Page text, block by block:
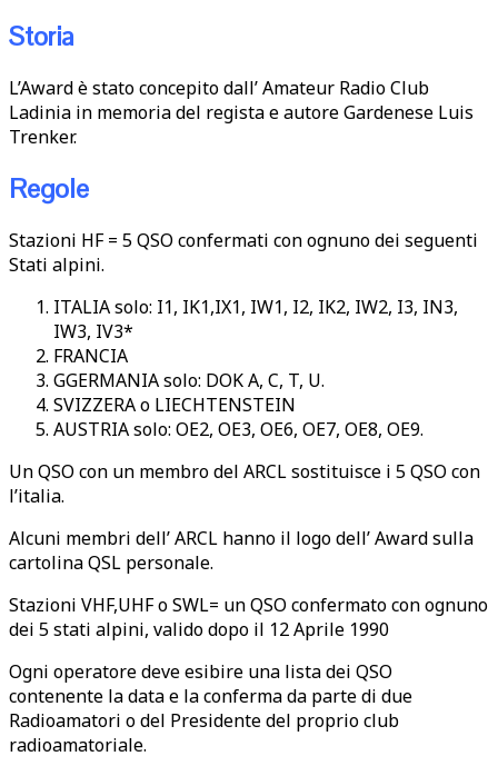
Storia
L’Award è stato concepito dall’ Amateur Radio Club
Ladinia in memoria del regista e autore Gardenese Luis
Trenker.
Regole
Stazioni HF = 5 QSO confermati con ognuno dei seguenti
Stati alpini.
ITALIA solo: I1, IK1,IX1, IW1, I2, IK2, IW2, I3, IN3,
IW3, IV3*
FRANCIA
GGERMANIA solo: DOK A, C, T, U.
SVIZZERA o LIECHTENSTEIN
AUSTRIA solo: OE2, OE3, OE6, OE7, OE8, OE9.
Un QSO con un membro del ARCL sostituisce i 5 QSO con
l’italia.
Alcuni membri dell’ ARCL hanno il logo dell’ Award sulla
cartolina QSL personale.
Stazioni VHF,UHF o SWL= un QSO confermato con ognuno
dei 5 stati alpini, valido dopo il 12 Aprile 1990
Ogni operatore deve esibire una lista dei QSO
contenente la data e la conferma da parte di due
Radioamatori o del Presidente del proprio club
radioamatoriale.